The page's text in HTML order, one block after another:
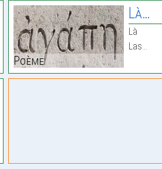
Poème:
Là…
Là
Las…